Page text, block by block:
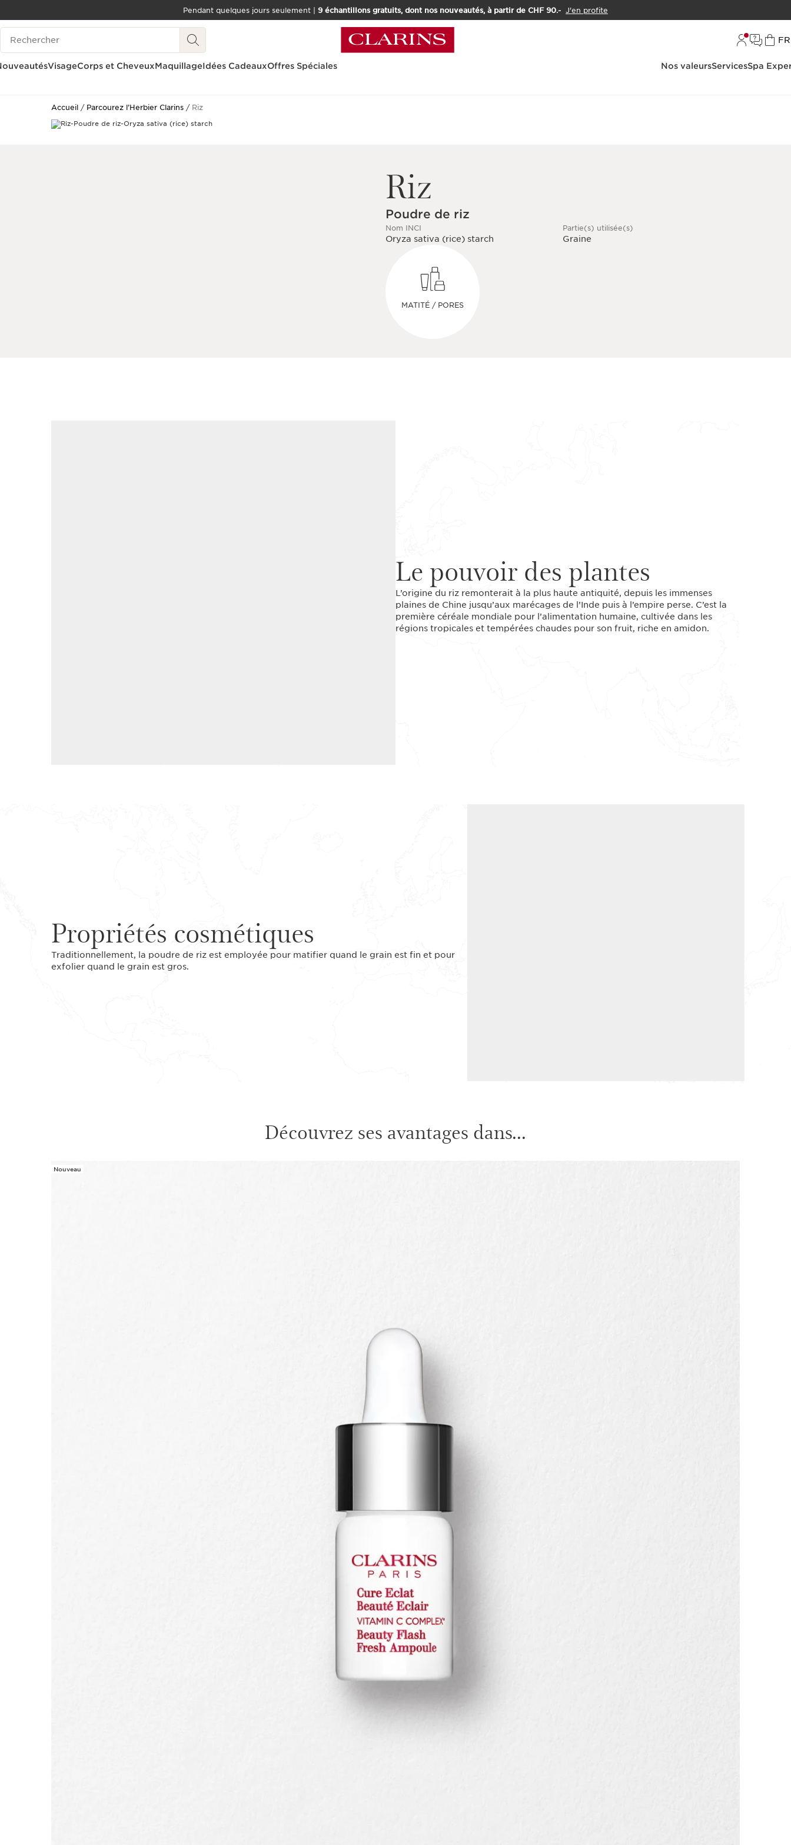
ALLER AU CONTENU
ALLER AU PIED DE PAGE
OUTIL D'ACCESSIBILITÉ
Pendant quelques jours seulement | 9 échantillons gratuits, dont nos nouveautés, à partir de CHF 90.- J'en profite
Historique des recherches
FR
VisageCorps et CheveuxMaquillageIdées CadeauxOffres Spéciales Nos valeursServicesSpa
Accueil Parcourez l’Herbier Clarins Riz
Riz
Poudre de riz
Nom INCI
Oryza sativa (rice) starch
Partie(s) utilisée(s)
Graine
MATITÉ / PORES
Le pouvoir des plantes
L’origine du riz remonterait à la plus haute antiquité, depuis les immenses
plaines de Chine jusqu’aux marécages de l’Inde puis à l’empire perse. C’est la
première céréale mondiale pour l’alimentation humaine, cultivée dans les
régions tropicales et tempérées chaudes pour son fruit, riche en amidon.
Propriétés cosmétiques
Traditionnellement, la poudre de riz est employée pour matifier quand le grain est fin et pour
exfolier quand le grain est gros.
Découvrez ses avantages dans...
Nouveau